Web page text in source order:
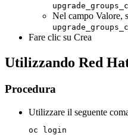
Nel campo Valore,
Fare clic su Crea
Utilizzando Red
Procedura
Utilizzare il seguente
oc login